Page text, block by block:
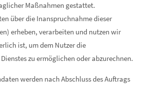
Maßnahmen gestattet.
über die Inanspruchnahme dieser
erheben, verarbeiten und nutzen wir
ist, um dem Nutzer die
zu ermöglichen oder abzurechnen.
werden nach Abschluss des Auftrags